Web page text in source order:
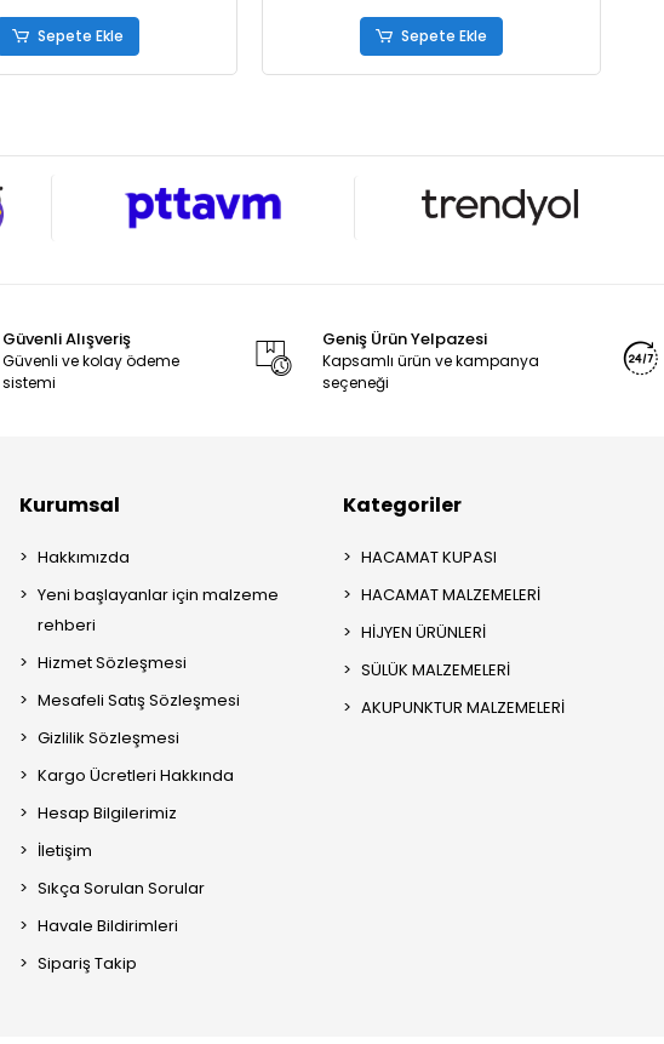
Sepete Ekle Sepete Ekle
Güvenli Alışveriş
Güvenli ve kolay ödeme
sistemi
Geniş Ürün Yelpazesi
Kapsamlı ürün ve kampanya
seçeneği
Kurumsal
Hakkımızda
Yeni başlayanlar için malzeme
rehberi
Hizmet Sözleşmesi
Mesafeli Satış Sözleşmesi
Gizlilik Sözleşmesi
Kargo Ücretleri Hakkında
Hesap Bilgilerimiz
İletişim
Sıkça Sorulan Sorular
Havale Bildirimleri
Sipariş Takip
Kategoriler
HACAMAT KUPASI
HACAMAT MALZEMELERİ
HİJYEN ÜRÜNLERİ
SÜLÜK MALZEMELERİ
AKUPUNKTUR MALZEMELERİ